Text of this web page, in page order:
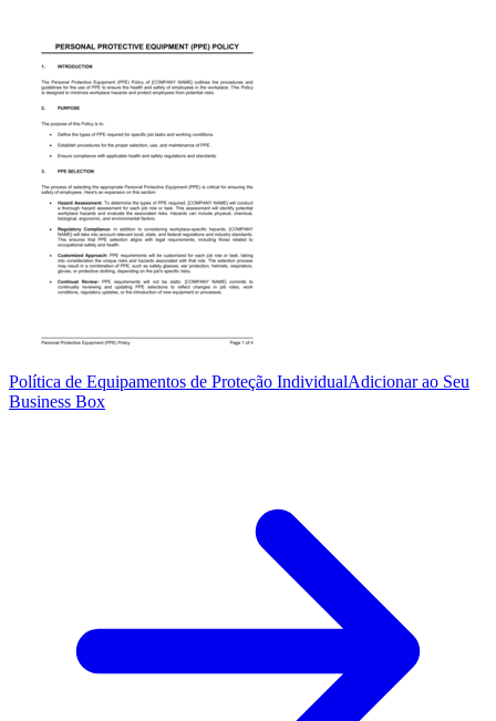
Política de Equipamentos de Proteção IndividualAdicionar ao Seu
Business Box